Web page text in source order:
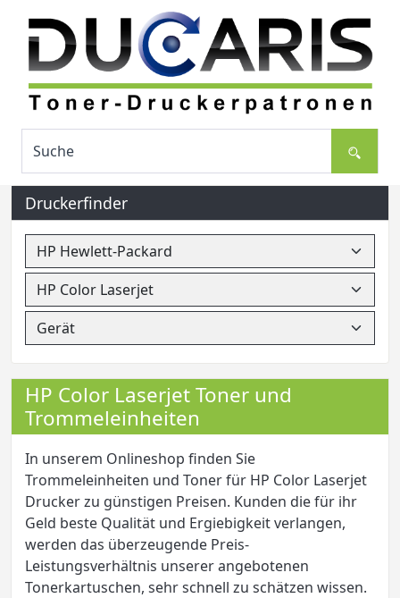
Druckerfinder
HP Color Laserjet Toner und
Trommeleinheiten
In unserem Onlineshop finden Sie
Trommeleinheiten und Toner für HP Color Laserjet
Drucker zu günstigen Preisen. Kunden die für ihr
Geld beste Qualität und Ergiebigkeit verlangen,
werden das überzeugende Preis-
Leistungsverhältnis unserer angebotenen
Tonerkartuschen, sehr schnell zu schätzen wissen.